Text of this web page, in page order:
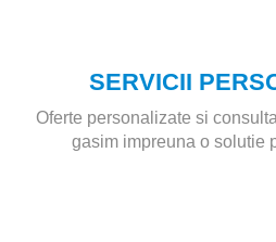
SERVICII
Oferte personalizate si
gasim impreuna o solutie